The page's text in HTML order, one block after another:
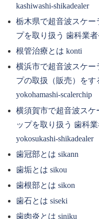
kashiwashi-shikadealer
栃木県で超音波スケー
プを取り扱う 歯科業
根管治療とは konti
横浜市で超音波スケー
プの取扱（販売）を
yokohamashi-scalerchip
横須賀市で超音波ス
ップを取り扱う 歯科
yokosukashi-shikadealer
歯冠部とは sikann
歯垢とは sikou
歯根部とは sikon
歯石とは siseki
歯肉炎とは siniku